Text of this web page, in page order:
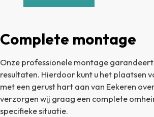
Complete montage
Onze professionele montage
resultaten. Hierdoor kunt u het plaatsen
met een gerust hart aan van Eekeren
verzorgen wij graag een complete
specifieke situatie.